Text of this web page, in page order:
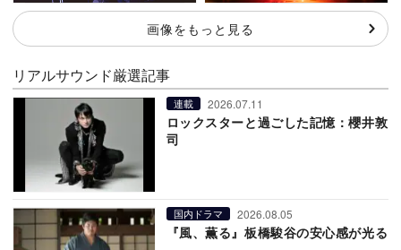
画像をもっと見る
リアルサウンド厳選記事
連載 2026.07.11
ロックスターと過ごした記憶：櫻井敦
司
国内ドラマ 2026.08.05
『風、薫る』板橋駿谷の安心感が光る